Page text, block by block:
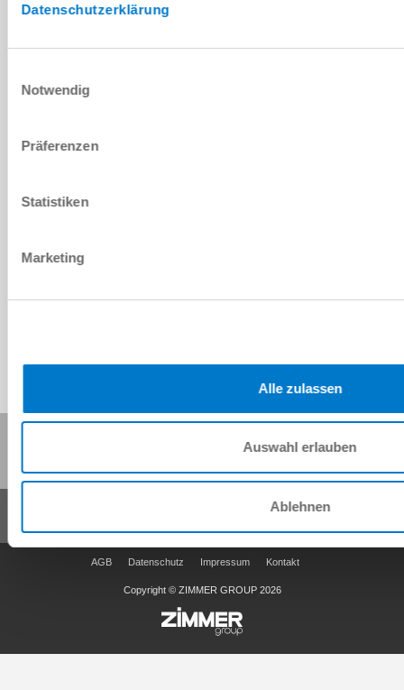
Datenschutzerklärung
Notwendig
Präferenzen
Statistiken
Marketing
Alle zulassen
Auswahl erlauben
Ablehnen
Zubehör
AGB Datenschutz Impressum Kontakt
Copyright © ZIMMER GROUP 2026